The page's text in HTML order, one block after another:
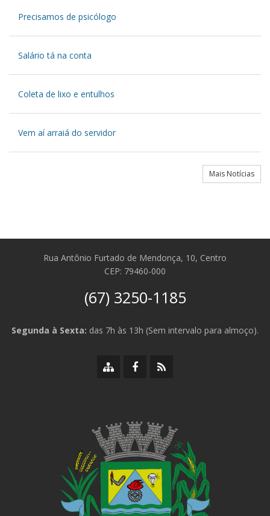
Precisamos de psicólogo
Salário tá na conta
Coleta de lixo e entulhos
Vem aí arraiá do servidor
Mais Notícias
Rua Antônio Furtado de Mendonça, 10, Centro
CEP: 79460-000
(67) 3250-1185
Segunda à Sexta: das 7h às 13h (Sem intervalo para almoço).
MapaFacebook
RSS